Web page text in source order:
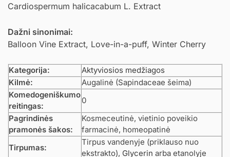
Cardiospermum halicacabum L. Extract
Dažni sinonimai:
Balloon Vine Extract, Love-in-a-puff, Winter Cherry
Kategorija:
Aktyviosios medžiagos
Kilmė:
Augalinė (Sapindaceae šeima)
Komedogeniškumo
reitingas:
0
Pagrindinės
pramonės šakos:
Kosmeceutinė, vietinio poveikio
farmacinė, homeopatinė
Tirpumas:
Tirpus vandenyje (priklauso nuo
ekstrakto), Glycerin arba etanolyje